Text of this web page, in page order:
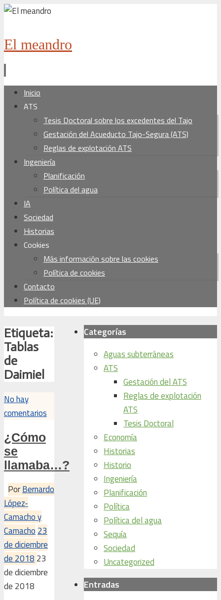
El meandro
contenido
Inicio
ATS
Tesis Doctoral sobre los excedentes del Tajo
Gestación del Acueducto Tajo-Segura (ATS)
Reglas de explotación ATS
Ingeniería
Planificación
Política del agua
IA
Sociedad
Historias
Cookies
Más información sobre las cookies
Política de cookies
Contacto
Política de cookies (UE)
Etiqueta:
Tablas
de
Daimiel
No hay
comentarios
¿Cómo
se
llamaba…?
PorBernardo
López-
Camacho y
Camacho 23
de diciembre
de 2018 23
de diciembre
de 2018
Categorías
Aguas subterráneas
ATS
Gestación del ATS
Reglas de explotación
ATS
Tesis Doctoral
Economía
Historias
Historio
Ingeniería
Planificación
Política
Política del agua
Sequía
Sociedad
Uncategorized
Entradas